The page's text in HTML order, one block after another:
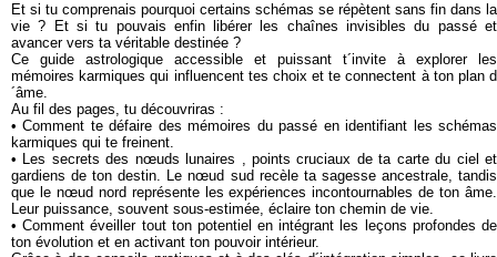
Et si tu comprenais pourquoi certains schémas se répètent sans fin dans la
vie ? Et si tu pouvais enfin libérer les chaînes invisibles du passé et
avancer vers ta véritable destinée ?
Ce guide astrologique accessible et puissant t´invite à explorer les
mémoires karmiques qui influencent tes choix et te connectent à ton plan d
´âme.
Au fil des pages, tu découvriras :
• Comment te défaire des mémoires du passé en identifiant les schémas
karmiques qui te freinent.
• Les secrets des nœuds lunaires , points cruciaux de ta carte du ciel et
gardiens de ton destin. Le nœud sud recèle ta sagesse ancestrale, tandis
que le nœud nord représente les expériences incontournables de ton âme.
Leur puissance, souvent sous-estimée, éclaire ton chemin de vie.
• Comment éveiller tout ton potentiel en intégrant les leçons profondes de
ton évolution et en activant ton pouvoir intérieur.